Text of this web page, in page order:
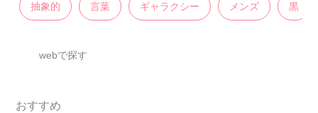
抽象的 言葉 ギャラクシー メンズ 黒
webで探す
おすすめ